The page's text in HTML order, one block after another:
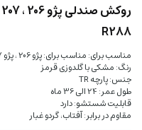
R288
مناسب برای: مناسب برای: پژو 206 ، پژو 207 و رانا پلاس
رنگ: مشکی با گلدوزی قرمز
جنس: پارچه TR
طول عمر: 24 الی 36 ماه
قابلیت شستشو: دارد
مقاوم در برابر: آفتاب، گردو غبار